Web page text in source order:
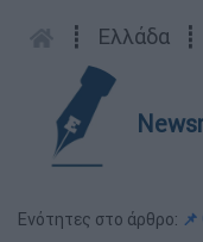
┋ Ελλάδα ┋
Ενότητες στο άρθρο: